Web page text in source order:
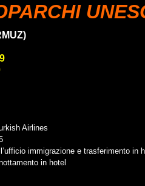
Airlines
immigrazione e trasferimento in
in hotel